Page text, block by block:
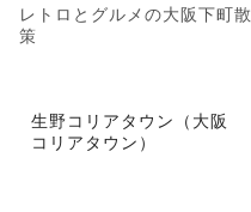
レトロとグルメの大阪下町散
策
生野コリアタウン（大阪
コリアタウン）